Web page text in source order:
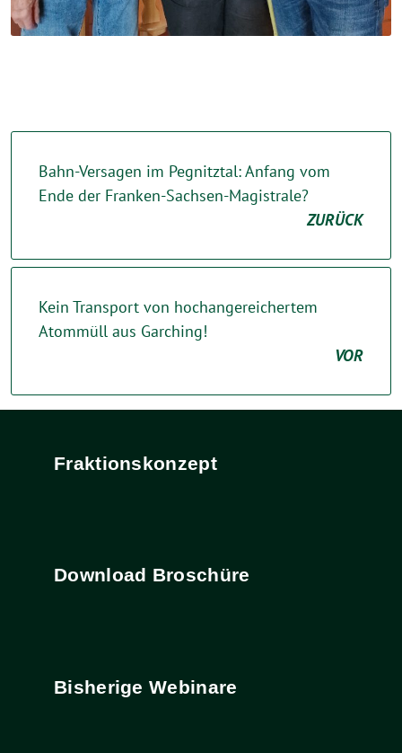
Bahn-Versagen im Pegnitztal: Anfang vom
Ende der Franken-Sachsen-Magistrale?
ZURÜCK
Kein Transport von hochangereichertem
Atommüll aus Garching!
VOR
Fraktionskonzept
Download Broschüre
Bisherige Webinare